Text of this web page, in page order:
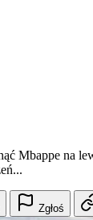
Mbappe na
Zgłoś